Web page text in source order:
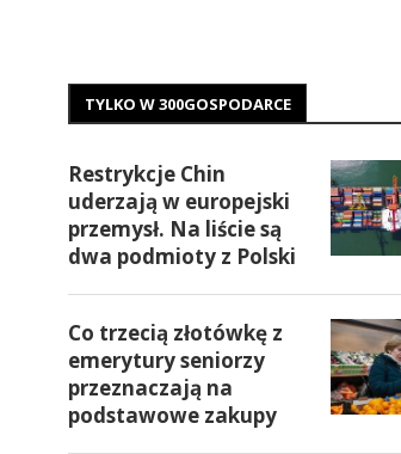
TYLKO W 300GOSPODARCE
Restrykcje Chin
uderzają w europejski
przemysł. Na liście są
dwa podmioty z Polski
Co trzecią złotówkę z
emerytury seniorzy
przeznaczają na
podstawowe zakupy